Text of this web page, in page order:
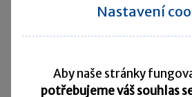
hmotností 12 a více tun, kterým
nejpozději do 15. 12.
Nastavení
Aby naše stránky
potřebujeme váš souhlas